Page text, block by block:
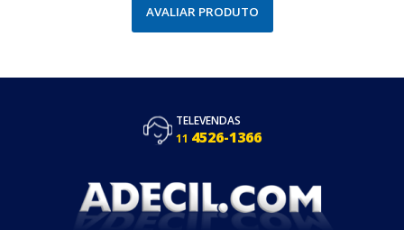
AVALIAR PRODUTO
TELEVENDAS
11 4526-1366